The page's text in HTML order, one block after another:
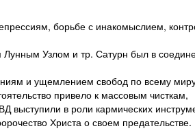
борьбе с инакомыслием,
Узлом и тр. Сатурн был в
и ущемлением свобод по всему
привело к массовым чисткам,
выступили в роли кармических
Христа о своем предательстве.